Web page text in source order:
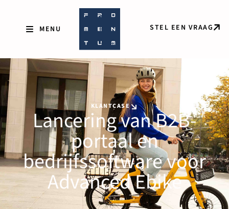
STEL EEN VRAAG
KLANTCASE
Lancering van B2B-
portaal en
bedrijfssoftware voor
Advanced Ebike